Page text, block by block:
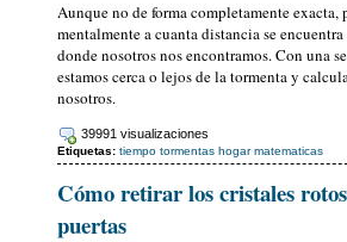
Aunque no de forma completamente exacta,
mentalmente a cuanta distancia se
donde nosotros nos encontramos. Con una
estamos cerca o lejos de la tormenta y
nosotros.
39991 visualizaciones
Etiquetas: tiempo tormentas hogar matematicas
Cómo retirar los cristales
puertas